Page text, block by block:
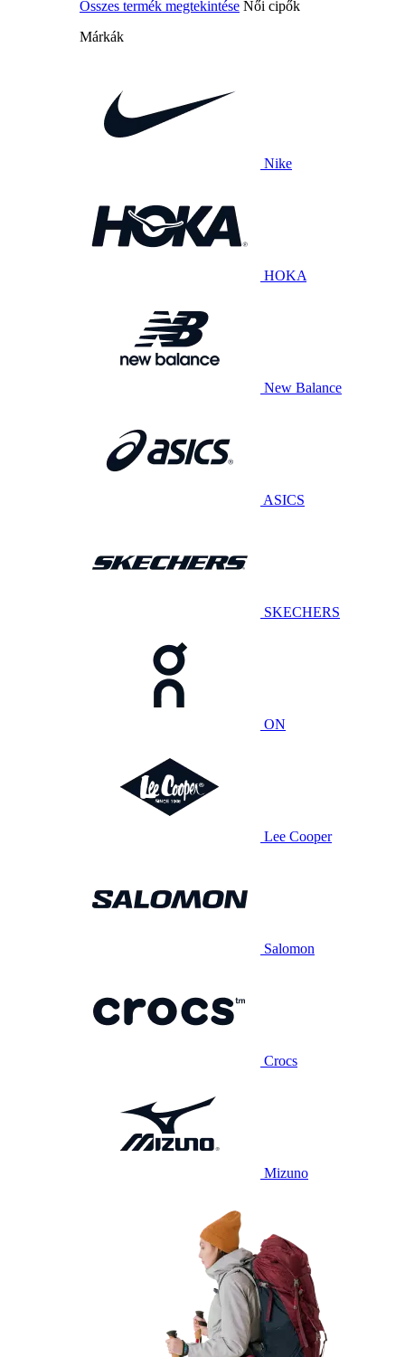
Összes termék megtekintése Női cipők
Márkák
Nike
HOKA
New Balance
ASICS
SKECHERS
ON
Lee Cooper
Salomon
Crocs
Mizuno